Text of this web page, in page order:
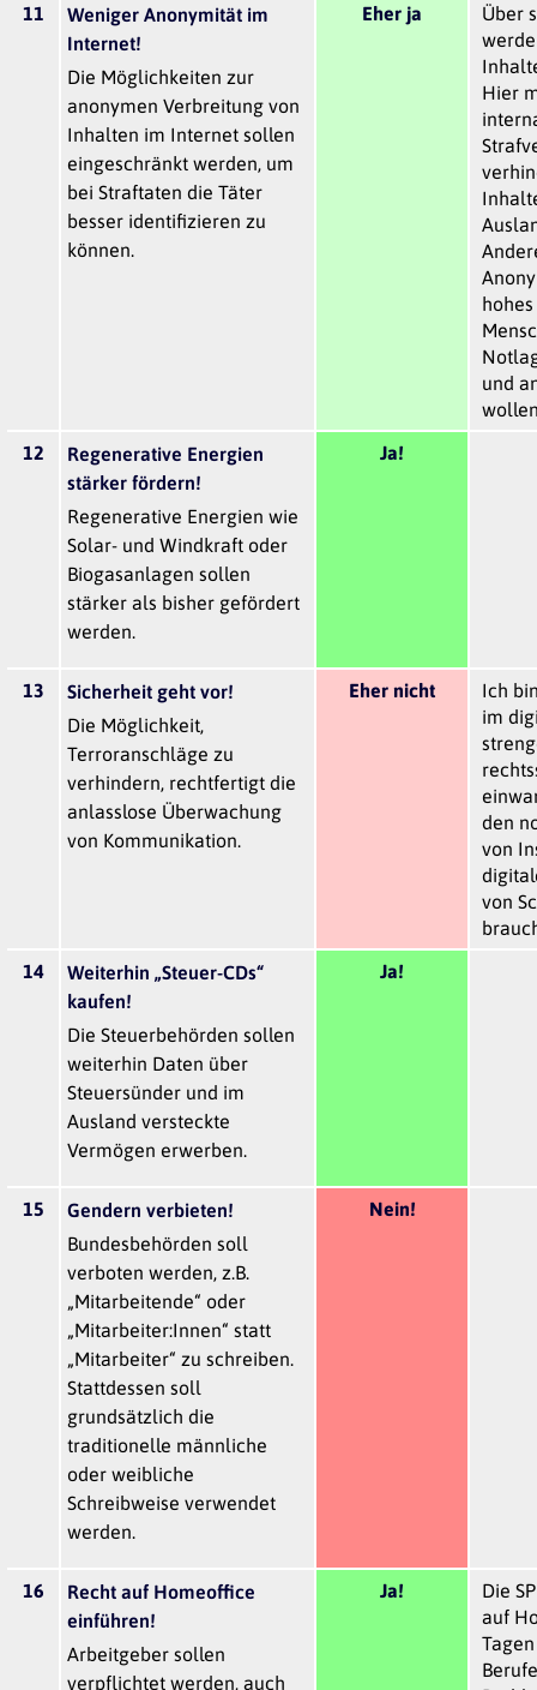
11
Weniger Anonymität im
Internet!
Die Möglichkeiten zur
anonymen Verbreitung von
Inhalten im Internet sollen
eingeschränkt werden, um
bei Straftaten die Täter
besser identifizieren zu
können.
Eher ja
Über
Hier
hohes
und
12
Regenerative Energien
stärker fördern!
Regenerative Energien wie
Solar- und Windkraft oder
Biogasanlagen sollen
stärker als bisher gefördert
werden.
Ja!
13
Sicherheit geht vor!
Die Möglichkeit,
Terroranschläge zu
verhindern, rechtfertigt die
anlasslose Überwachung
von Kommunikation.
Eher nicht
Ich
im
den
von
von
14
Weiterhin „Steuer-CDs“
kaufen!
Die Steuerbehörden sollen
weiterhin Daten über
Steuersünder und im
Ausland versteckte
Vermögen erwerben.
Ja!
15
Gendern verbieten!
Bundesbehörden soll
verboten werden, z.B.
„Mitarbeitende“ oder
„Mitarbeiter:Innen“ statt
„Mitarbeiter“ zu schreiben.
Stattdessen soll
grundsätzlich die
traditionelle männliche
oder weibliche
Schreibweise verwendet
werden.
Nein!
16
Recht auf Homeoffice
einführen!
Arbeitgeber sollen
verpflichtet werden, auch
Ja!
Die
auf